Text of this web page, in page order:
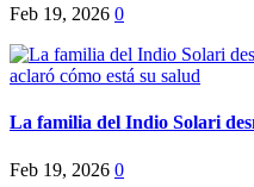
Feb 19, 2026 0
La familia del Indio Solari
Feb 19, 2026 0